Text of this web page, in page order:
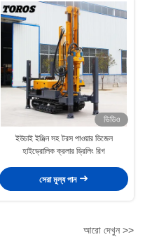
ভিডিও
ইউচাই ইঞ্জিন সহ টরস পাওয়ার ডিজেল
হাইড্রোলিক ক্রলার ড্রিলিং রিগ
সেরা মূল্য পান
আরো দেখুন >>